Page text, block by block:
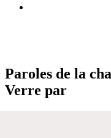
Paroles de la
Verre par